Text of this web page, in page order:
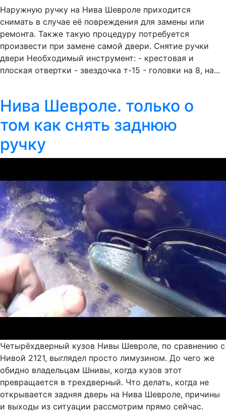
Наружную ручку на Нива Шевроле приходится
снимать в случае её повреждения для замены или
ремонта. Также такую процедуру потребуется
произвести при замене самой двери. Снятие ручки
двери Необходимый инструмент: - крестовая и
плоская отвертки - звездочка т-15 - головки на 8, на...
Нива Шевроле. только о
том как снять заднюю
ручку
Четырёхдверный кузов Нивы Шевроле, по сравнению с
Нивой 2121, выглядел просто лимузином. До чего же
обидно владельцам Шнивы, когда кузов этот
превращается в трехдверный. Что делать, когда не
открывается задняя дверь на Нива Шевроле, причины
и выходы из ситуации рассмотрим прямо сейчас.